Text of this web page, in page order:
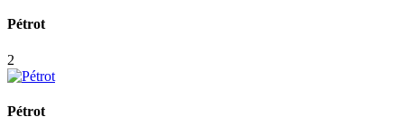
Pétrot
2
Pétrot